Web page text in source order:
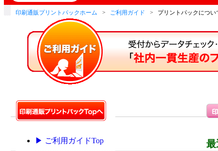
印刷通販プリントパックホーム ご利用ガイド プリントパックについ
最
▶ ご利用ガイドTop